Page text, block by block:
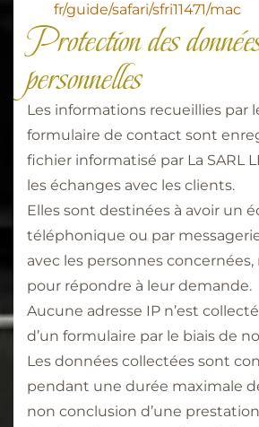
fr/guide/safari/sfri11471/mac
Protection des
personnelles
Les informations recueillies par
formulaire de contact sont
fichier informatisé par La SARL
les échanges avec les clients.
Elles sont destinées à avoir un
téléphonique ou par
avec les personnes
pour répondre à leur demande.
Aucune adresse IP n’est
d’un formulaire par le biais de
Les données collectées sont
pendant une durée maximale
non conclusion d’une